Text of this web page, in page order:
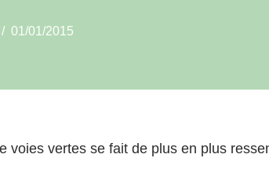
01/01/2015
voies vertes se fait de plus en plus